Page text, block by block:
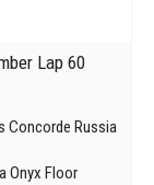
Lap 60
Concorde Russia
Onyx Floor